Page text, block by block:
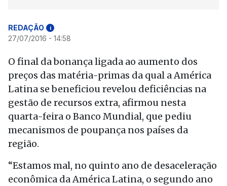
REDAÇÃO i
27/07/2016 - 14:58
O final da bonança ligada ao aumento dos
preços das matéria-primas da qual a América
Latina se beneficiou revelou deficiências na
gestão de recursos extra, afirmou nesta
quarta-feira o Banco Mundial, que pediu
mecanismos de poupança nos países da
região.
“Estamos mal, no quinto ano de desaceleração
econômica da América Latina, o segundo ano